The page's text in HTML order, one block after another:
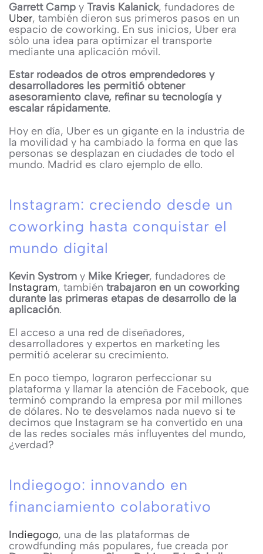
Garrett Camp y Travis Kalanick, fundadores de
Uber, también dieron sus primeros pasos en un
espacio de coworking. En sus inicios, Uber era
sólo una idea para optimizar el transporte
mediante una aplicación móvil.
Estar rodeados de otros emprendedores y
desarrolladores les permitió obtener
asesoramiento clave, refinar su tecnología y
escalar rápidamente.
Hoy en día, Uber es un gigante en la industria de
la movilidad y ha cambiado la forma en que las
personas se desplazan en ciudades de todo el
mundo. Madrid es claro ejemplo de ello.
Instagram: creciendo desde un
coworking hasta conquistar el
mundo digital
Kevin Systrom y Mike Krieger, fundadores de
Instagram, también trabajaron en un coworking
durante las primeras etapas de desarrollo de la
aplicación.
El acceso a una red de diseñadores,
desarrolladores y expertos en marketing les
permitió acelerar su crecimiento.
En poco tiempo, lograron perfeccionar su
plataforma y llamar la atención de Facebook, que
terminó comprando la empresa por mil millones
de dólares. No te desvelamos nada nuevo si te
decimos que Instagram se ha convertido en una
de las redes sociales más influyentes del mundo,
¿verdad?
Indiegogo: innovando en
financiamiento colaborativo
Indiegogo, una de las plataformas de
crowdfunding más populares, fue creada por